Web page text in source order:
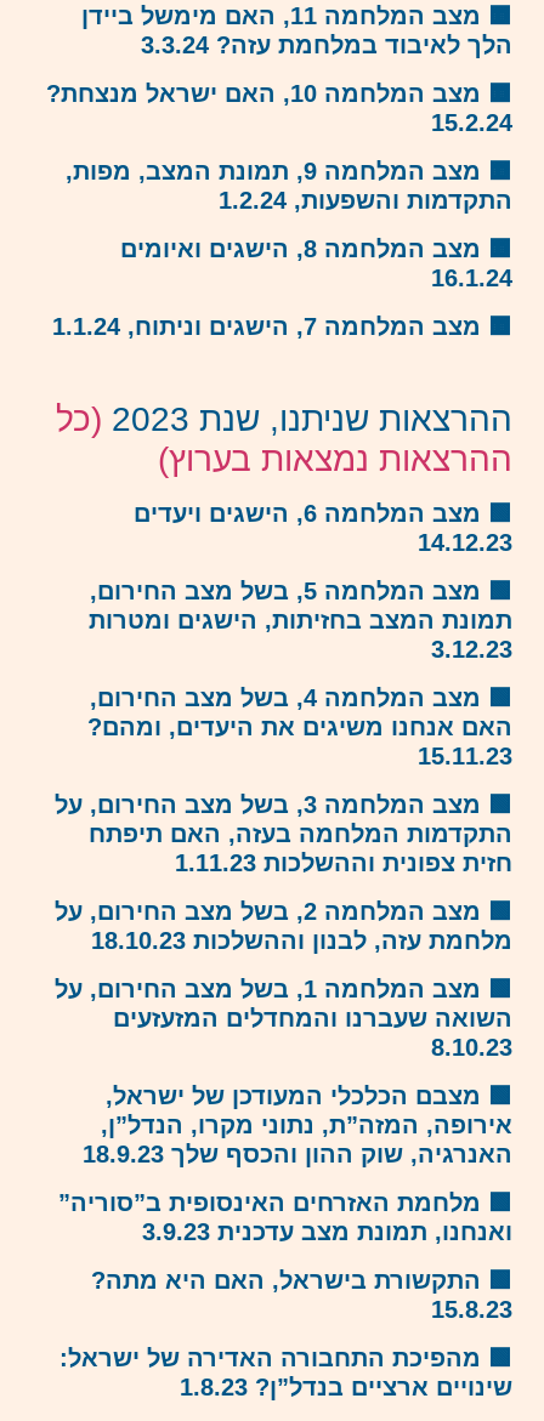
🟧 מצב המלחמה 11, האם מימשל ביידן
הלך לאיבוד במלחמת עזה? 3.3.24
🟧 מצב המלחמה 10, האם ישראל מנצחת?
15.2.24
🟧 מצב המלחמה 9, תמונת המצב, מפות,
התקדמות והשפעות, 1.2.24
🟧 מצב המלחמה 8, הישגים ואיומים
16.1.24
🟧 מצב המלחמה 7, הישגים וניתוח, 1.1.24
ההרצאות שניתנו, שנת 2023
(כל
ההרצאות נמצאות בערוץ)
מצב המלחמה 6, הישגים ויעדים
14.12.23
מצב המלחמה 5, בשל מצב החירום,
תמונת המצב בחזיתות, הישגים ומטרות
3.12.23
מצב המלחמה 4, בשל מצב החירום,
האם אנחנו משיגים את היעדים, ומהם?
15.11.23
מצב המלחמה 3, בשל מצב החירום, על
התקדמות המלחמה בעזה, האם תיפתח
חזית צפונית וההשלכות 1.11.23
מצב המלחמה 2, בשל מצב החירום, על
מלחמת עזה, לבנון וההשלכות18.10.23
מצב המלחמה 1, בשל מצב החירום, על
השואה שעברנו והמחדלים המזעזעים
8.10.23
מצבם הכלכלי המעודכן של ישראל,
אירופה, המזה”ת, נתוני מקרו, הנדל”ן,
האנרגיה, שוק ההון והכסף שלך 18.9.23
מלחמת האזרחים האינסופית ב”סוריה”
ואנחנו, תמונת מצב עדכנית 3.9.23
התקשורת בישראל, האם היא מתה?
15.8.23
מהפיכת התחבורה האדירה של ישראל:
שינויים ארציים בנדל”ן? 1.8.23